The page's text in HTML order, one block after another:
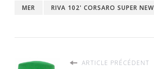
MER
RIVA 102' CORSARO SUPER NEW
ARTICLE PRÉCÉDENT